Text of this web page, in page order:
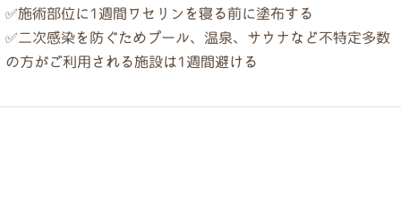
✅施術部位に1週間ワセリンを寝る前に塗布する
✅二次感染を防ぐためプール、温泉、サウナなど不特定多数
の方がご利用される施設は1週間避ける